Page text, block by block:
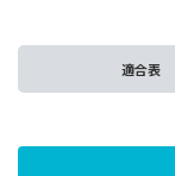
適合表